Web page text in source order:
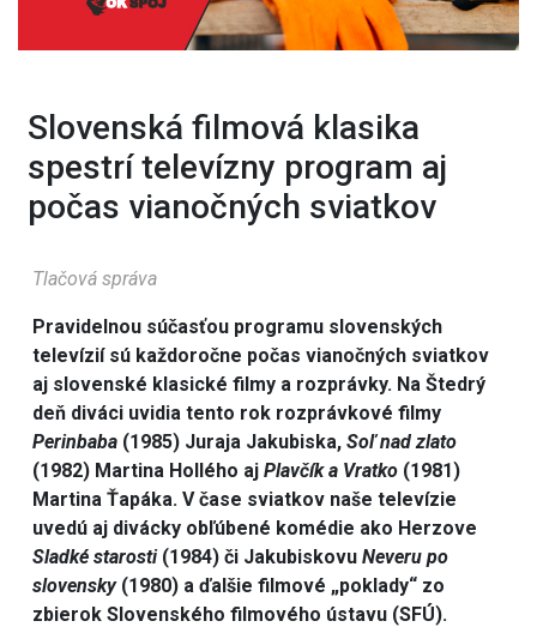
Slovenská filmová klasika
spestrí televízny program aj
počas vianočných sviatkov
Tlačová správa
Pravidelnou súčasťou programu slovenských
televízií sú každoročne počas vianočných sviatkov
aj slovenské klasické filmy a rozprávky. Na Štedrý
deň diváci uvidia tento rok rozprávkové filmy
Perinbaba (1985) Juraja Jakubiska, Soľ nad zlato
(1982) Martina Hollého aj Plavčík a Vratko (1981)
Martina Ťapáka. V čase sviatkov naše televízie
uvedú aj divácky obľúbené komédie ako Herzove
Sladké starosti(1984) či Jakubiskovu Neveru po
slovensky(1980) a ďalšie filmové „poklady“ zo
zbierok Slovenského filmového ústavu (SFÚ).